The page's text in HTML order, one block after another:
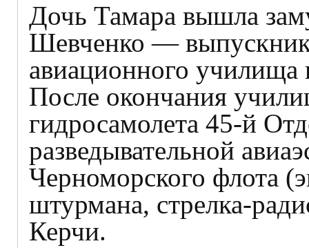
Дочь Тамара вышла
Шевченко —
авиационного
После окончания
гидросамолета 45-й
разведывательной
Черноморского флота
штурмана, стрелка-
Керчи.